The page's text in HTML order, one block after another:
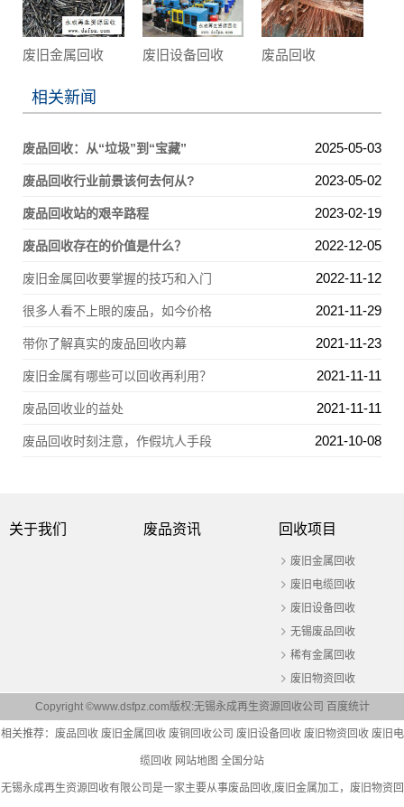
废旧金属回收 废旧设备回收 废品回收
相关新闻
废品回收：从“垃圾”到“宝藏” 2025-05-03
废品回收行业前景该何去何从? 2023-05-02
废品回收站的艰辛路程 2023-02-19
废品回收存在的价值是什么？ 2022-12-05
废旧金属回收要掌握的技巧和入门 2022-11-12
很多人看不上眼的废品，如今价格 2021-11-29
带你了解真实的废品回收内幕 2021-11-23
废旧金属有哪些可以回收再利用？ 2021-11-11
废品回收业的益处 2021-11-11
废品回收时刻注意，作假坑人手段 2021-10-08
关于我们 废品资讯 回收项目
废旧金属回收
废旧电缆回收
废旧设备回收
无锡废品回收
稀有金属回收
废旧物资回收
Copyright ©www.dsfpz.com版权:无锡永成再生资源回收公司 百度统计
相关推荐： 废品回收 废旧金属回收 废铜回收公司 废旧设备回收 废旧物资回收 废旧电
缆回收 网站地图 全国分站
无锡永成再生资源回收有限公司是一家主要从事废品回收,废旧金属加工，废旧物资回